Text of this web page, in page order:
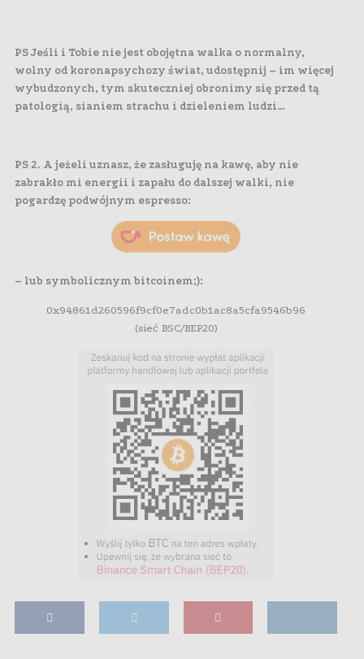
PS Jeśli i Tobie nie jest obojętna walka o normalny,
wolny od koronapsychozy świat, udostępnij – im więcej
wybudzonych, tym skuteczniej obronimy się przed tą
patologią, sianiem strachu i dzieleniem ludzi…
PS 2. A jeżeli uznasz, że zasługuję na kawę, aby nie
zabrakło mi energii i zapału do dalszej walki, nie
pogardzę podwójnym espresso:
– lub symbolicznym bitcoinem;):
0x94861d260596f9cf0e7adc0b1ac8a5cfa9546b96
(sieć BSC/BEP20)